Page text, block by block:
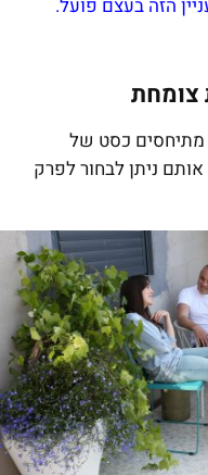
הזה בעצם פועל.
כסט של
ניתן לבחור לפרק